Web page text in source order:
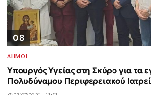
08
ΔΗΜΟΙ
Υπουργός Υγείας στη Σκύρο για τα
Πολυδύναμου Περιφερειακού